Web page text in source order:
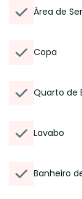
Área de
Copa
Quarto de
Lavabo
Banheiro